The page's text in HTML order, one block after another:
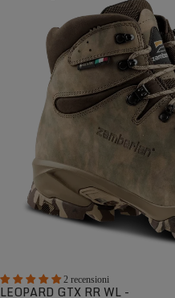
2 recensioni
LEOPARD GTX RR WL -